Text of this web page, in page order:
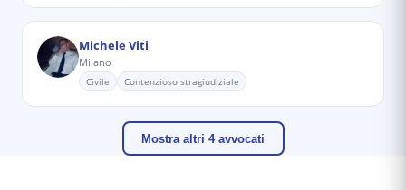
Michele Viti
Milano
Civile Contenzioso stragiudiziale
Mostra altri 4 avvocati